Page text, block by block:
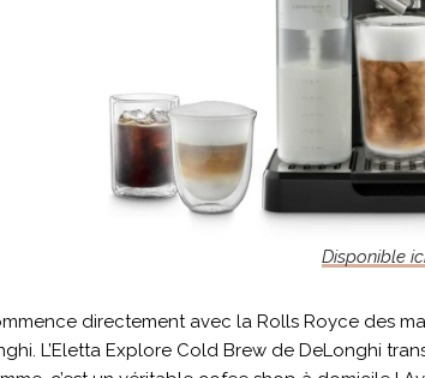
Disponible
directement avec la Rolls Royce des
L’Eletta Explore Cold Brew de DeLonghi